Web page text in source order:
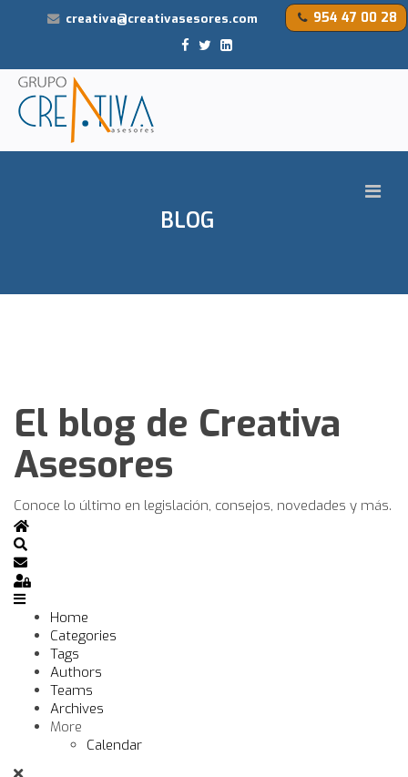
954 47 00 28
creativa@creativasesores.com
BLOG
El blog de Creativa
Asesores
Conoce lo último en legislación, consejos, novedades y más.
Home
Search
Subscribe to blog
Sign In
Home
Categories
Tags
Authors
Teams
Archives
More
Calendar